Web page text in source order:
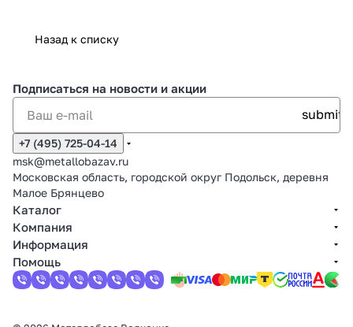
Назад к списку
Подписаться на новости и акции
+7 (495) 725-04-14
msk@metallobazav.ru
Московская область, городской округ Подольск, деревня
Малое Брянцево
Каталог
Компания
Информация
Помощь